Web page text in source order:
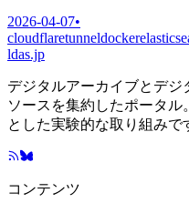
2026-04-07•
cloudflaretunneldocker
ldas.jp
デジタルアーカイブとデジ
ソースを集約したポータ
とした実験的な取り組みで
コンテンツ